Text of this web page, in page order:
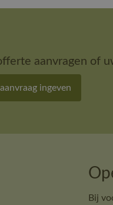
aanvragen of
ingeven
Bij